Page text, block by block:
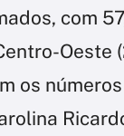
com
Oeste
os